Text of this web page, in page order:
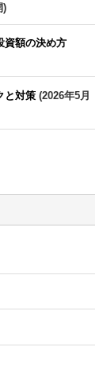
)
資額の決め方
と対策 (2026年5月